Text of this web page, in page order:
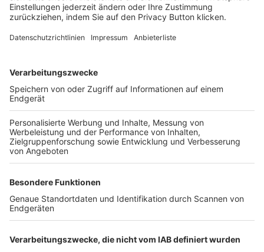
FOLGE DEM BFV
TOP-VEREINE
TOP-PARTNER